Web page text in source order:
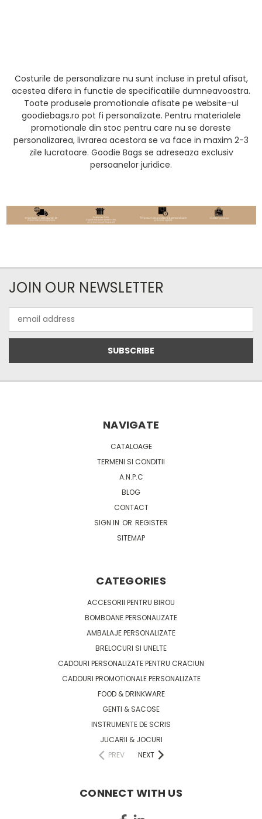
Costurile de personalizare nu sunt incluse in pretul afisat,
acestea difera in functie de specificatiile dumneavoastra.
Toate produsele promotionale afisate pe website-ul
goodiebags.ro pot fi personalizate. Pentru materialele
promotionale din stoc pentru care nu se doreste
personalizarea, livrarea acestora se va face in maxim 2-3
zile lucratoare. Goodie Bags se adreseaza exclusiv
persoanelor juridice.
JOIN OUR NEWSLETTER
Address
NAVIGATE
CATALOAGE
TERMENI SI CONDITII
A.N.P.C
BLOG
CONTACT
SIGN IN OR REGISTER
SITEMAP
CATEGORIES
ACCESORII PENTRU BIROU
BOMBOANE PERSONALIZATE
AMBALAJE PERSONALIZATE
BRELOCURI SI UNELTE
CADOURI PERSONALIZATE PENTRU CRACIUN
CADOURI PROMOTIONALE PERSONALIZATE
FOOD & DRINKWARE
GENTI & SACOSE
INSTRUMENTE DE SCRIS
JUCARII & JOCURI
PREV
NEXT
CONNECT WITH US